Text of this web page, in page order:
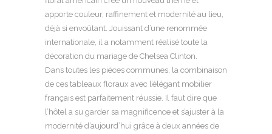
apporte couleur, raffinement et modernité au lieu,
déjà si envoûtant. Jouissant d’une renommée
internationale, il a notamment réalisé toute la
décoration du mariage de Chelsea Clinton.
Dans toutes les pièces communes, la combinaison
de ces tableaux floraux avec l’élégant mobilier
français est parfaitement réussie. Il faut dire que
l’hôtel a su garder sa magnificence et s’ajuster à la
modernité d’aujourd’hui grâce à deux années de